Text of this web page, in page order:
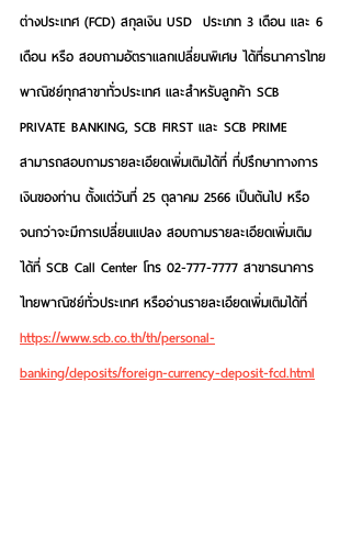
ต่างประเทศ (FCD) สกุลเงิน USD  ประเภท 3 เดือน และ 6
เดือน หรือ สอบถามอัตราแลกเปลี่ยนพิเศษ ได้ที่ธนาคารไทย
พาณิชย์ทุกสาขาทั่วประเทศ และสำหรับลูกค้า SCB
PRIVATE BANKING, SCB FIRST และ SCB PRIME
สามารถสอบถามรายละเอียดเพิ่มเติมได้ที่ ที่ปรึกษาทางการ
เงินของท่าน ตั้งแต่วันที่ 25 ตุลาคม 2566 เป็นต้นไป หรือ
จนกว่าจะมีการเปลี่ยนแปลง สอบถามรายละเอียดเพิ่มเติม
ได้ที่ SCB Call Center โทร 02-777-7777 สาขาธนาคาร
ไทยพาณิชย์ทั่วประเทศ หรืออ่านรายละเอียดเพิ่มเติมได้ที่
https://www.scb.co.th/th/personal-
banking/deposits/foreign-currency-deposit-fcd.html